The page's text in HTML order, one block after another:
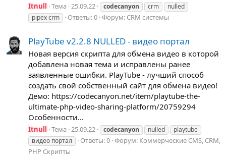
Itnull Тема 25.09.22 codecanyon crm
nulled
pipex crm
Ответы: 0 Форум: CRM системы
PlayTube v2.2.8 NULLED - видео портал
Новая версия скрипта для обмена видео в которой
добавлена новая тема и исправлены ранее
заявленные ошибки. PlayTube - лучший способ
создать свой собственный сайт для обмена видео!
Демо: https://codecanyon.net/item/playtube-the-
ultimate-php-video-sharing-platform/20759294
Особенности...
Itnull Тема 25.09.22 codecanyon nulled
playtube
видео портал
Ответы: 0 Форум: Коммерческие CMS, CRM,
PHP Скрипты